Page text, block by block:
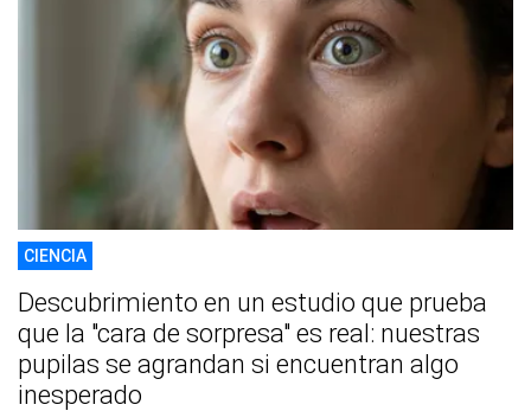
CIENCIA
Descubrimiento en un estudio que prueba
que la "cara de sorpresa" es real: nuestras
pupilas se agrandan si encuentran algo
inesperado